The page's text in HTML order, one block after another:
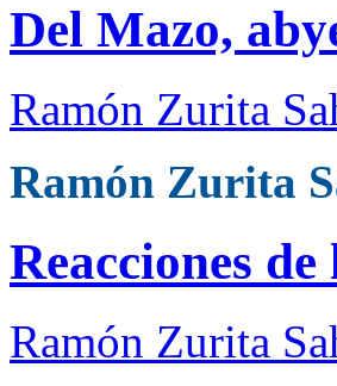
Del Mazo,
Ramón Zurita
Ramón Zurita
Reacciones de
Ramón Zurita